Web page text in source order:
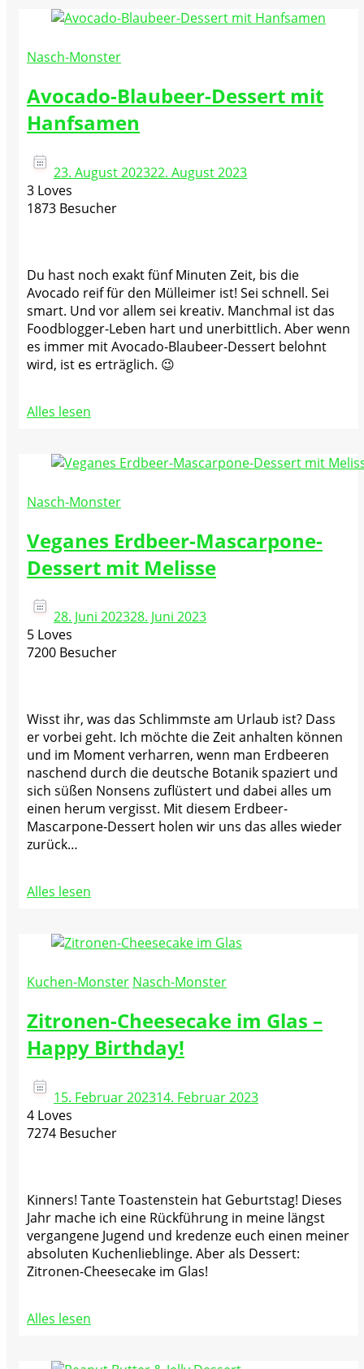
Nasch-Monster
Avocado-Blaubeer-Dessert mit
Hanfsamen
23. August 202322. August 2023
3 Loves
1873 Besucher
Du hast noch exakt fünf Minuten Zeit, bis die
Avocado reif für den Mülleimer ist! Sei schnell. Sei
smart. Und vor allem sei kreativ. Manchmal ist das
Foodblogger-Leben hart und unerbittlich. Aber wenn
es immer mit Avocado-Blaubeer-Dessert belohnt
wird, ist es erträglich. 😉
Alles lesen
Nasch-Monster
Veganes Erdbeer-Mascarpone-
Dessert mit Melisse
28. Juni 202328. Juni 2023
5 Loves
7200 Besucher
Wisst ihr, was das Schlimmste am Urlaub ist? Dass
er vorbei geht. Ich möchte die Zeit anhalten können
und im Moment verharren, wenn man Erdbeeren
naschend durch die deutsche Botanik spaziert und
sich süßen Nonsens zuflüstert und dabei alles um
einen herum vergisst. Mit diesem Erdbeer-
Mascarpone-Dessert holen wir uns das alles wieder
zurück…
Alles lesen
Kuchen-Monster Nasch-Monster
Zitronen-Cheesecake im Glas –
Happy Birthday!
15. Februar 202314. Februar 2023
4 Loves
7274 Besucher
Kinners! Tante Toastenstein hat Geburtstag! Dieses
Jahr mache ich eine Rückführung in meine längst
vergangene Jugend und kredenze euch einen meiner
absoluten Kuchenlieblinge. Aber als Dessert:
Zitronen-Cheesecake im Glas!
Alles lesen